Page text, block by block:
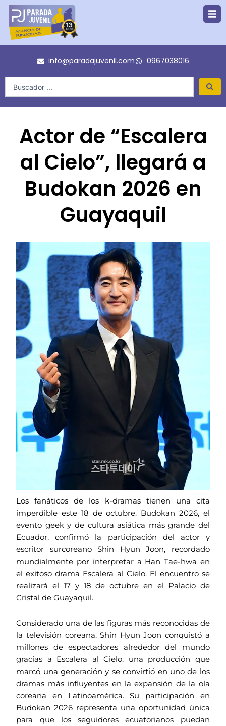
contenido
info@paradajuvenil.com 0967038016
Actor de “Escalera
al Cielo”, llegará a
Budokan 2026 en
Guayaquil
Los fanáticos de los k-dramas tienen una cita
imperdible este 18 de octubre. Budokan 2026, el
evento geek y de cultura asiática más grande del
Ecuador, confirmó la participación del actor y
escritor surcoreano Shin Hyun Joon, recordado
mundialmente por interpretar a Han Tae-hwa en
el exitoso drama Escalera al Cielo. El encuentro se
realizará el 17 y 18 de octubre en el Palacio de
Cristal de Guayaquil.
Considerado una de las figuras más reconocidas de
la televisión coreana, Shin Hyun Joon conquistó a
millones de espectadores alrededor del mundo
gracias a Escalera al Cielo, una producción que
marcó una generación y se convirtió en uno de los
dramas más influyentes en la expansión de la ola
coreana en Latinoamérica. Su participación en
Budokan 2026 representa una oportunidad única
para que los seguidores ecuatorianos puedan